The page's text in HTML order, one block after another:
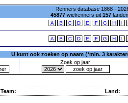
Renners database 1868 -
45877wielrenners uit 157
A B C D E F G H I
A B C D E F G H I
U kunt ook zoeken op naam (*min. 3
Zoek op jaar:
Team: Land: